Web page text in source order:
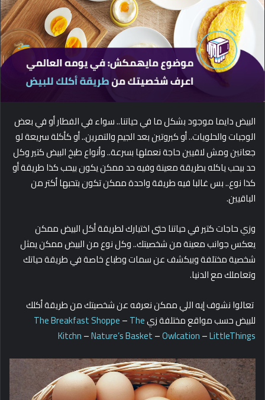
n
e
m
a
i
البيض دايما موجود بشكل ما في حياتنا.. سواء في الفطار أو في بعض
الوجبات والحلويات.. أو كبروتين بعد الجيم والتمرين.. أو كأكلة سريعة لو
جعانين ومش لاقيين حاجة نعملها بسرعة.. وأنواع طبخ البيض كتير وكل
حد بيحب ياكله بطريقة معينة وفيه حد ممكن يكون بيحب كذا طريقة أو
كذا نوع.. بس غالبا فيه طريقة واحدة ممكن تكون بتحبها أكتر من
الباقيين.
وزي حاجات كتير في حياتنا حتى اختيارك لطريقة أكل البيض ممكن
يعكس جوانب معينة من شخصيتك.. وكل نوع من البيض ممكن يمثل
شخصية مختلفة وبيكشف عن سمات وطباع خاصة في طريقة حياتك
وتعاملك مع الدنيا.
تعالوا نشوف إيه اللي ممكن نعرفه عن شخصيتك من طريقة أكلك
للبيض حسب مواقع مختلفة زي
The Breakfast Shoppe–The
Kitchn–Nature’s Basket–Owlcation–LittleThings